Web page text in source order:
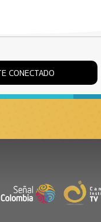
CONECTADO